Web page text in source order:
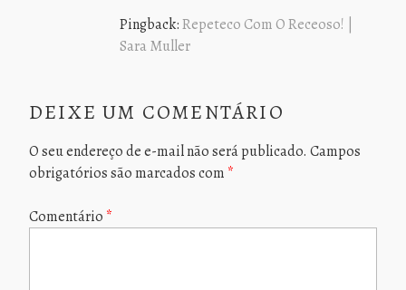
Pingback:Repeteco Com O Receoso! |
Sara Muller
DEIXE UM COMENTÁRIO
O seu endereço de e-mail não será publicado. Campos
obrigatórios são marcados com *
Comentário *